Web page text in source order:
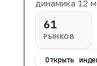
динамика 12
61
РЫНКОВ
Открыть